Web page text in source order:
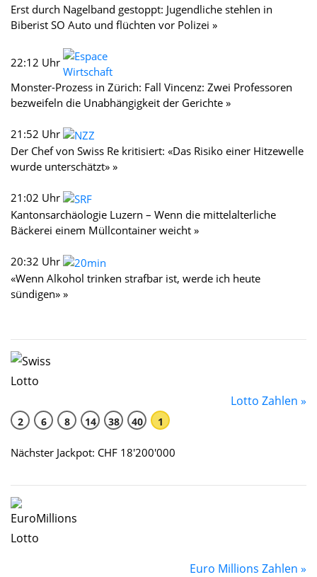
Erst durch Nagelband gestoppt: Jugendliche stehlen in
Biberist SO Auto und flüchten vor Polizei »
22:12 Uhr
Monster-Prozess in Zürich: Fall Vincenz: Zwei Professoren
bezweifeln die Unabhängigkeit der Gerichte »
21:52 Uhr
Der Chef von Swiss Re kritisiert: «Das Risiko einer Hitzewelle
wurde unterschätzt» »
21:02 Uhr
Kantonsarchäologie Luzern – Wenn die mittelalterliche
Bäckerei einem Müllcontainer weicht »
20:32 Uhr
«Wenn Alkohol trinken strafbar ist, werde ich heute
sündigen» »
Lotto Zahlen »
2 6 8 14 38 40 1
Nächster Jackpot: CHF 18'200'000
Euro Millions Zahlen »